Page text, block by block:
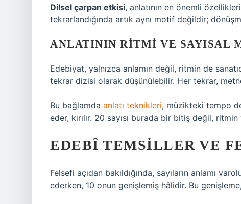
Dilsel çarpan etkisi, anlatının en önemli
tekrarlandığında artık aynı motif değildir;
ANLATININ RITMI VE SAYISAL
Edebiyat, yalnızca anlamın değil, ritmin de
tekrar dizisi olarak düşünülebilir. Her tekrar,
Bu bağlamda anlatı teknikleri, müzikteki tempo
eder, kırılır. 20 sayısı burada bir bitiş değil,
EDEBÎ TEMSILLER VE
Felsefi açıdan bakıldığında, sayıların anlamı
ederken, 10 onun genişlemiş hâlidir. Bu